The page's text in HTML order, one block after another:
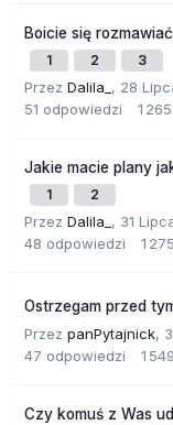
Boicie się
1 2 3
Przez Dalila_ , 28
51 odpowiedzi 1 265
Jakie macie plany
1 2
Przez Dalila_ , 31
48 odpowiedzi 1 275
Ostrzegam przed
Przez panPytajnick,
47 odpowiedzi 1 549
Czy komuś z Was